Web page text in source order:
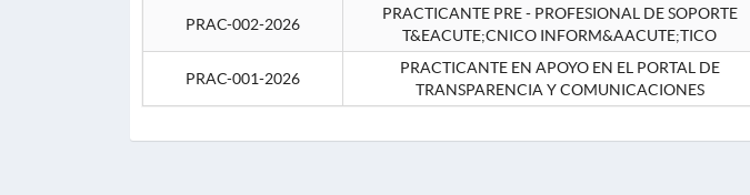
PRAC-002-2026
PRACTICANTE PRE - PROFESIONAL DE SOPORTE
T&EACUTE;CNICO INFORM&AACUTE;TICO
PRAC-001-2026
PRACTICANTE EN APOYO EN EL PORTAL DE
TRANSPARENCIA Y COMUNICACIONES